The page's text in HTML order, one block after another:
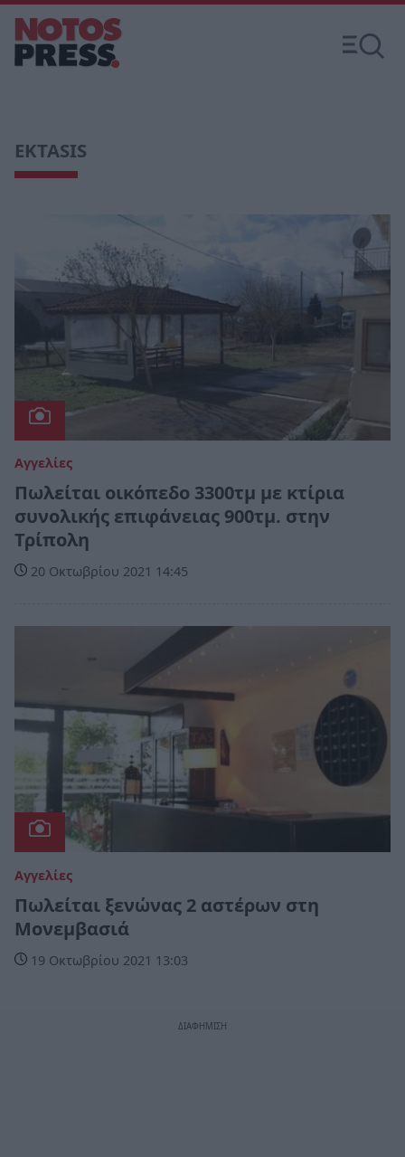
EKTASIS
Αγγελίες
Πωλείται οικόπεδο 3300τμ με κτίρια
συνολικής επιφάνειας 900τμ. στην
Τρίπολη
20 Οκτωβρίου 2021 14:45
Αγγελίες
Πωλείται ξενώνας 2 αστέρων στη
Μονεμβασιά
19 Οκτωβρίου 2021 13:03